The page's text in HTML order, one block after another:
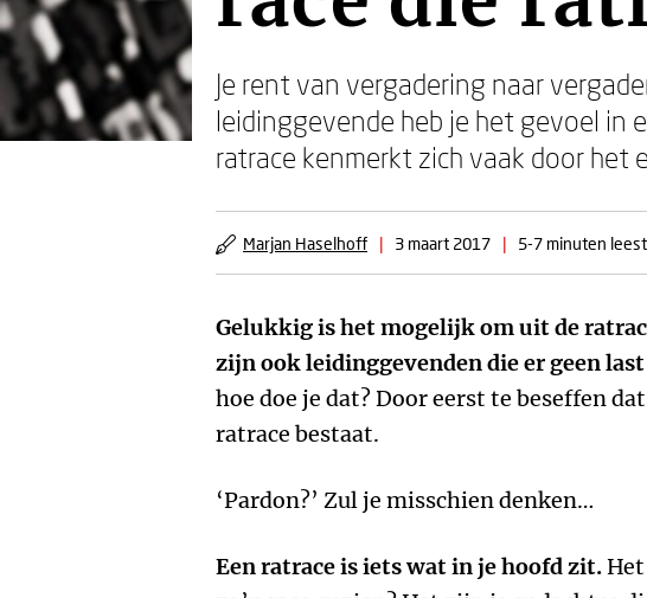
Je rent van vergadering naar
leidinggevende heb je het gevoel in
ratrace kenmerkt zich vaak door
Marjan Haselhoff | 3 maart 2017 | 5-7 minuten
Gelukkig is het mogelijk om uit de
zijn ook leidinggevenden die er geen
hoe doe je dat? Door eerst te beseffen
ratrace bestaat.
‘Pardon?’ Zul je misschien denken…
Een ratrace is iets wat in je hoofd zit.